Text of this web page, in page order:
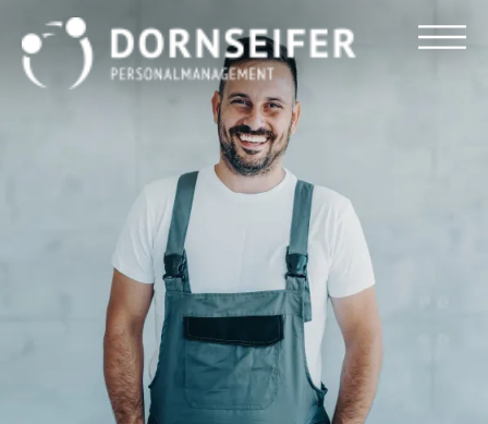
Für Arbeitnehmer
Für Unternehmen
Dornseifer DNA
Referenzen
Stellenmarkt